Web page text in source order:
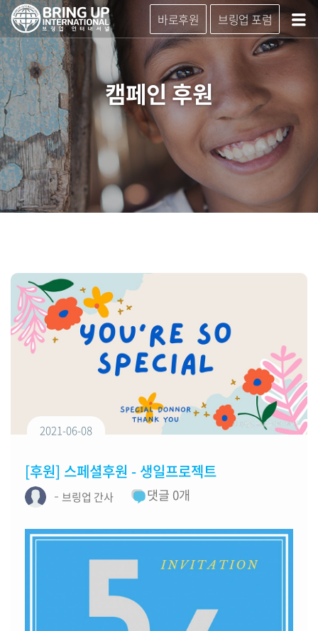
바로후원 브링업 포럼
캠페인 후원
2021-06-08
[후원] 스페셜후원 - 생일프로젝트
브링업 간사 댓글 0개